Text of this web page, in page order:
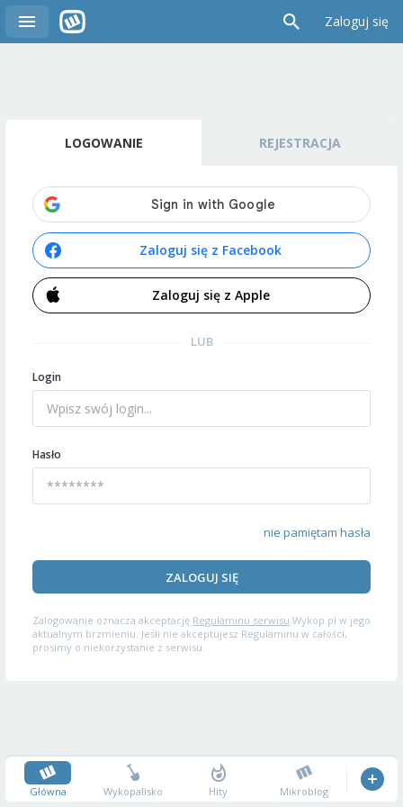
Zaloguj się
LOGOWANIE REJESTRACJA
Zaloguj się z Facebook
Zaloguj się z Apple
LUB
Login
Hasło
nie pamiętam hasła
ZALOGUJ SIĘ
Zalogowanie oznacza akceptację Regulaminu serwisu Wykop.pl w jego
aktualnym brzmieniu. Jeśli nie akceptujesz Regulaminu w całości,
prosimy o niekorzystanie z serwisu.
Główna Wykopalisko Hity Mikroblog